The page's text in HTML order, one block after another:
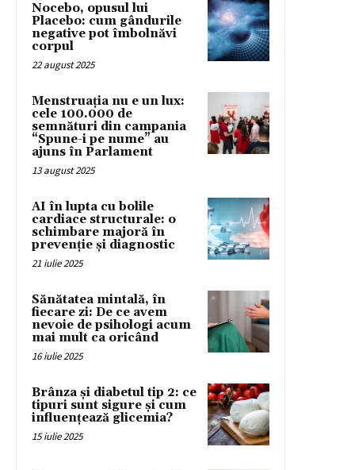
Nocebo, opusul lui
Placebo: cum gândurile
negative pot îmbolnăvi
corpul
22 august 2025
Menstruația nu e un lux:
cele 100.000 de
semnături din campania
“Spune-i pe nume” au
ajuns în Parlament
13 august 2025
AI în lupta cu bolile
cardiace structurale: o
schimbare majoră în
prevenție și diagnostic
21 iulie 2025
Sănătatea mintală, în
fiecare zi: De ce avem
nevoie de psihologi acum
mai mult ca oricând
16 iulie 2025
Brânza și diabetul tip 2: ce
tipuri sunt sigure și cum
influențează glicemia?
15 iulie 2025